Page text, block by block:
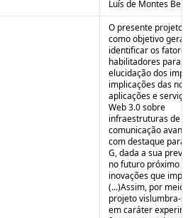
Luís de Montes
O presente projeto
como objetivo geral
identificar os
habilitadores para a
elucidação dos
implicações das
aplicações e
Web 3.0 sobre
infraestruturas de
comunicação
com destaque para
G, dada a sua
no futuro próximo
inovações que
(...)Assim, por meio
projeto vislumbra-
em caráter